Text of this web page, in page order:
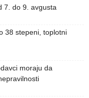
7. do 9. avgusta
38 stepeni, toplotni
moraju da